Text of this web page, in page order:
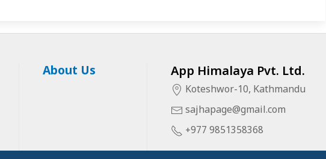
About Us App Himalaya Pvt. Ltd.
Koteshwor-10, Kathmandu
sajhapage@gmail.com
+977 9851358368